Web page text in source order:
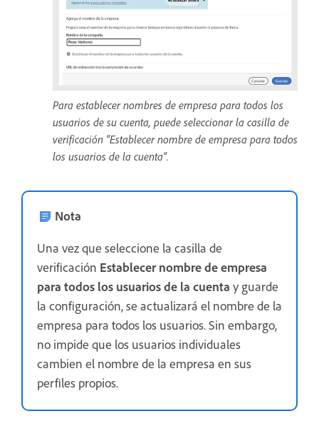
Para establecer nombres de empresa para todos los
usuarios de su cuenta, puede seleccionar la casilla de
verificación “Establecer nombre de empresa para todos
los usuarios de la cuenta”.
Nota
Una vez que seleccione la casilla de
verificación Establecer nombre de empresa
para todos los usuarios de la cuenta y guarde
la configuración, se actualizará el nombre de la
empresa para todos los usuarios. Sin embargo,
no impide que los usuarios individuales
cambien el nombre de la empresa en sus
perfiles propios.